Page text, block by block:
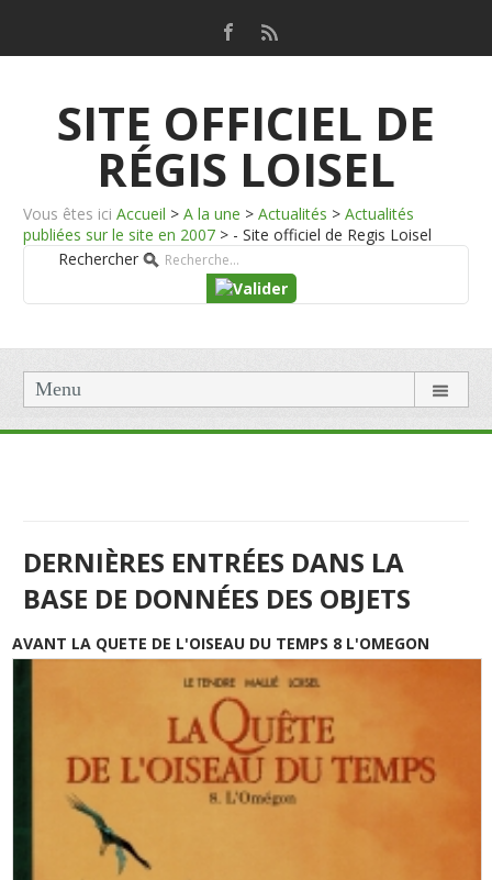
SITE OFFICIEL DE
RÉGIS LOISEL
Vous êtes ici Accueil > A la une > Actualités > Actualités
publiées sur le site en 2007 > - Site officiel de Regis Loisel
Rechercher
Menu
DERNIÈRES ENTRÉES DANS LA
BASE DE DONNÉES DES OBJETS
AVANT LA QUETE DE L'OISEAU DU TEMPS 8 L'OMEGON